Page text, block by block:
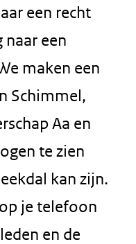
een recht
naar een
maken een
Schimmel,
Aa en
te zien
kan zijn.
je telefoon
en de